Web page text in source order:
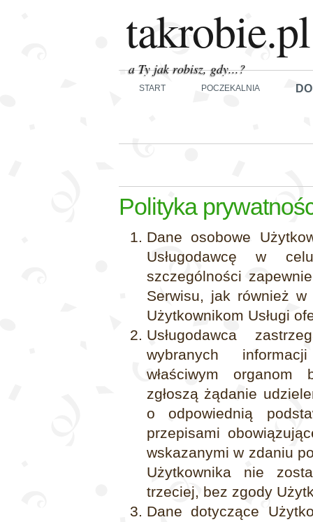
takrobie.pl
a Ty jak robisz, gdy...?
START POCZEKALNIA
Polityka
Dane osobowe
Usługodawcę w
szczególności
Serwisu, jak również w
Użytkownikom Usługi
Usługodawca
wybranych
właściwym
zgłoszą żądanie
o odpowiednią
przepisami
wskazanymi w zdaniu
Użytkownika nie
trzeciej, bez zgody
Dane dotyczące